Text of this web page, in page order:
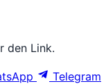
den Link.
Telegram